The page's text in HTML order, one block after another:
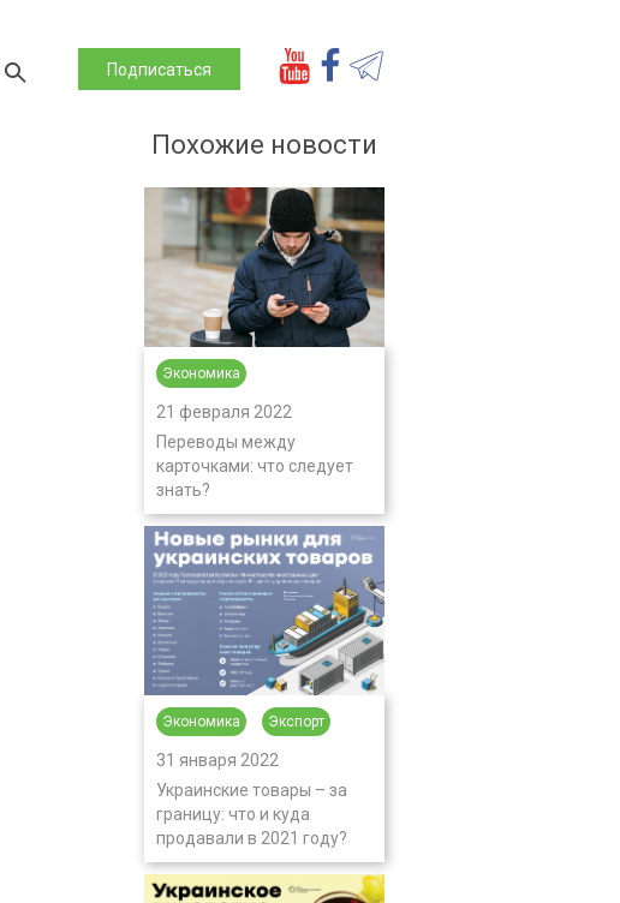
Подписаться
Похожие новости
Экономика
21 февраля 2022
Переводы между
карточками: что следует
знать?
Экономика Экспорт
31 января 2022
Украинские товары – за
границу: что и куда
продавали в 2021 году?